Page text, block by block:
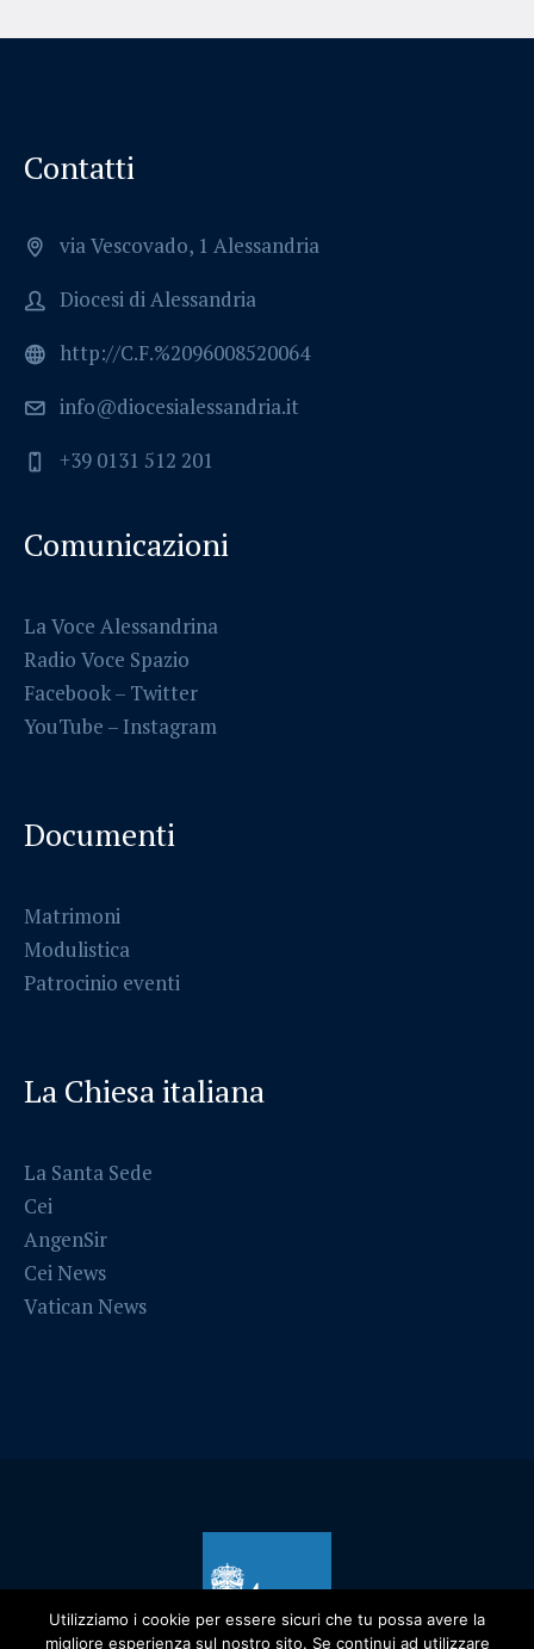
Contatti
via Vescovado, 1 Alessandria
Diocesi di Alessandria
http://C.F.%2096008520064
info@diocesialessandria.it
+39 0131 512 201
Comunicazioni
La Voce Alessandrina
Radio Voce Spazio
Facebook– Twitter
YouTube – Instagram
Documenti
Matrimoni
Modulistica
Patrocinio eventi
La Chiesa italiana
La Santa Sede
Cei
AngenSir
Cei News
Vatican News
Utilizziamo i cookie per essere sicuri che tu possa avere la
migliore esperienza sul nostro sito. Se continui ad utilizzare